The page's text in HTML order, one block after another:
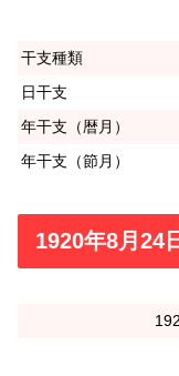
干支種類
日干支
年干支（暦月）
年干支（節月）
1920年8月24